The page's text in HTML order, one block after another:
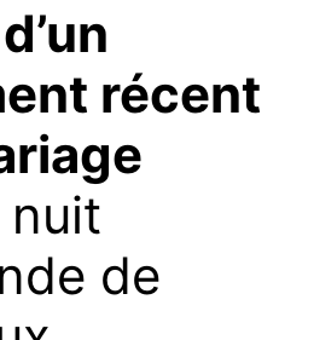
récent
nuit
de